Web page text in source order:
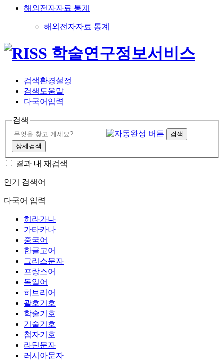
해외전자자료 통계
해외전자자료 통계
검색환경설정
검색도움말
다국어입력
검색
검색
상세검색
결과 내 재검색
인기 검색어
다국어 입력
히라가나
가타카나
중국어
한글고어
그리스문자
프랑스어
독일어
히브리어
괄호기호
학술기호
기술기호
첨자기호
라틴문자
러시아문자